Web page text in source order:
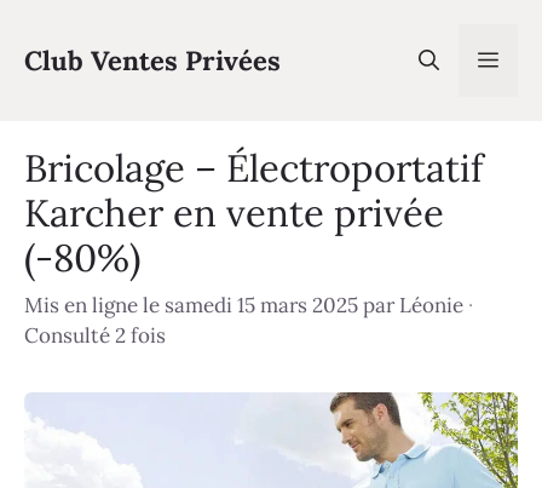
contenu
Club Ventes Privées
Bricolage – Électroportatif
Karcher en vente privée
(-80%)
Mis en ligne le samedi 15 mars 2025parLéonie ·
Consulté 2 fois